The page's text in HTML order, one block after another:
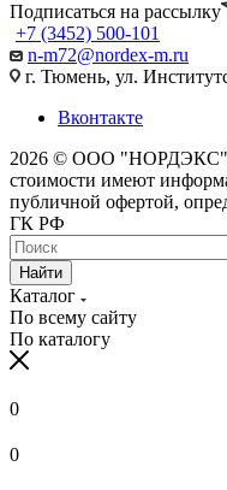
Подписаться на рассылку
+7 (3452) 500-101
n-m72@nordex-m.ru
г. Тюмень, ул.
Вконтакте
2026 © ООО "НОРДЭКС".
стоимости имеют
публичной офертой,
ГК РФ
Найти
Каталог
По всему сайту
По каталогу
0
0